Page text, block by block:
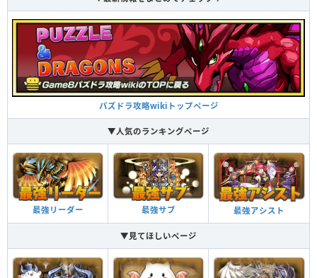
パズドラ攻略wikiトップページ
▼人気のランキングページ
最強リーダー 最強サブ 最強アシスト
▼見てほしいページ